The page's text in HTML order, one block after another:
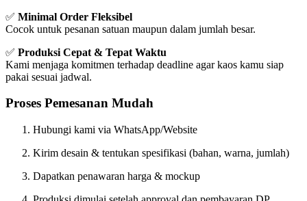
✅ Minimal Order Fleksibel
Cocok untuk pesanan satuan maupun dalam jumlah besar.
✅ Produksi Cepat & Tepat Waktu
Kami menjaga komitmen terhadap deadline agar kaos kamu siap
pakai sesuai jadwal.
Proses Pemesanan Mudah
Hubungi kami via WhatsApp/Website
Kirim desain & tentukan spesifikasi (bahan, warna, jumlah)
Dapatkan penawaran harga & mockup